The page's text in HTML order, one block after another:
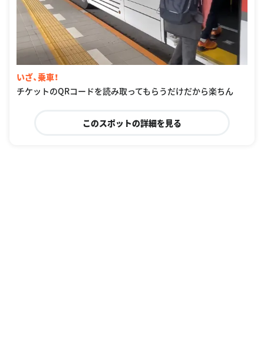
いざ、乗車！
チケットのQRコードを読み取ってもらうだけだから楽ちん
このスポットの詳細を見る